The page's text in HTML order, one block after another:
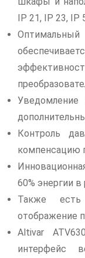
IP 21, IP 23, IP
Уведомление
Контроль
компенсацию
60% энергии
Также
отображение
Altivar
интерфейс